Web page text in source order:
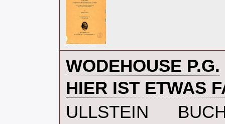
‎WODEHOUSE P.G.‎
‎HIER IST ETWAS
‎ULLSTEIN